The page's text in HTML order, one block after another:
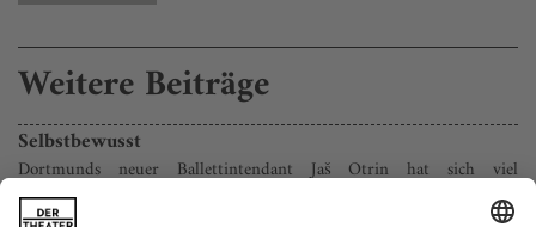
Weitere Beiträge
Selbstbewusst
Dortmunds neuer Ballettintendant Jaš Otrin hat sich viel
vorgenommen. Sein persönliches Profil entspricht den Ambitionen